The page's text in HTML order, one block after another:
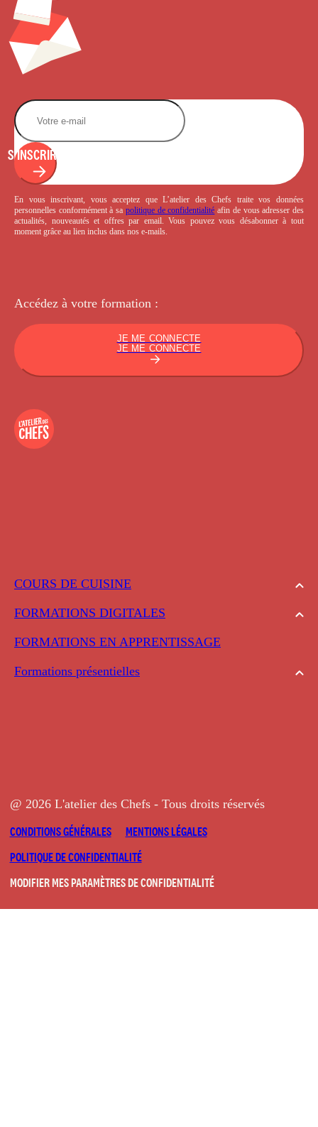
COURS DE CUISINE
FORMATIONS DIGITALES
FORMATIONS EN APPRENTISSAGE
Formations présentielles
S'INSCRIRE
En vous inscrivant, vous acceptez que L’atelier des Chefs traite vos données
personnelles conformément à sa politique de confidentialité afin de vous adresser des
actualités, nouveautés et offres par email. Vous pouvez vous désabonner à tout
moment grâce au lien inclus dans nos e-mails.
Accédez à votre formation :
JE ME CONNECTE
JE ME CONNECTE
@ 2026 L'atelier des Chefs - Tous droits réservés
CONDITIONS GÉNÉRALES
MENTIONS LÉGALES
POLITIQUE DE CONFIDENTIALITÉ
MODIFIER MES PARAMÈTRES DE CONFIDENTIALITÉ